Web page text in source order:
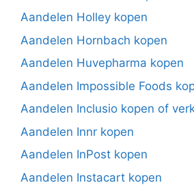
Aandelen Holley kopen
Aandelen Hornbach kopen
Aandelen Huvepharma kopen
Aandelen Impossible Foods
Aandelen Inclusio kopen of
Aandelen Innr kopen
Aandelen InPost kopen
Aandelen Instacart kopen